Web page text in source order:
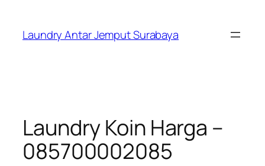
content
Laundry Antar Jemput Surabaya
Laundry Koin Harga –
085700002085